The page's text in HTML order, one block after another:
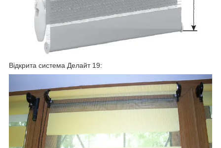
Відкрита система Делайт 19: